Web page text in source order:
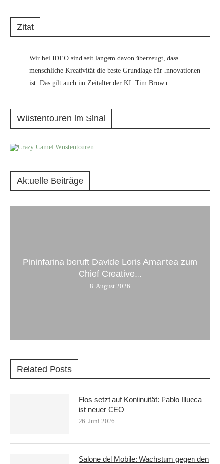
Zitat
Wir bei IDEO sind seit langem davon überzeugt, dass
menschliche Kreativität die beste Grundlage für Innovationen
ist. Das gilt auch im Zeitalter der KI. Tim Brown
Wüstentouren im Sinai
Aktuelle Beiträge
Pininfarina beruft Davide Loris Amantea zum
Chief Creative...
8. August 2026
Related Posts
Flos setzt auf Kontinuität: Pablo Illueca
ist neuer CEO
26. Juni 2026
Salone del Mobile: Wachstum gegen den